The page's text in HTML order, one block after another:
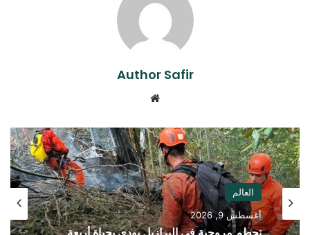
Author Safir
العالم
أغسطس 9, 2026